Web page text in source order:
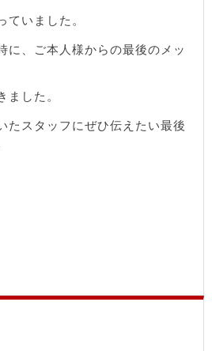
ていました。
に、ご本人様からの最後のメッ
ました。
たスタッフにぜひ伝えたい最後